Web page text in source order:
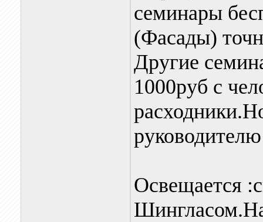
семинары
(Фасады)
Другие
1000руб с
Освещается